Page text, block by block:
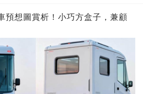
預想圖賞析！小巧方盒子，兼顧